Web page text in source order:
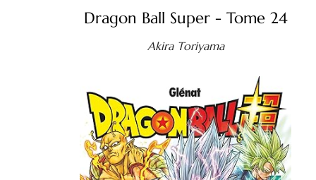
Dragon Ball Super - Tome 24
Akira Toriyama